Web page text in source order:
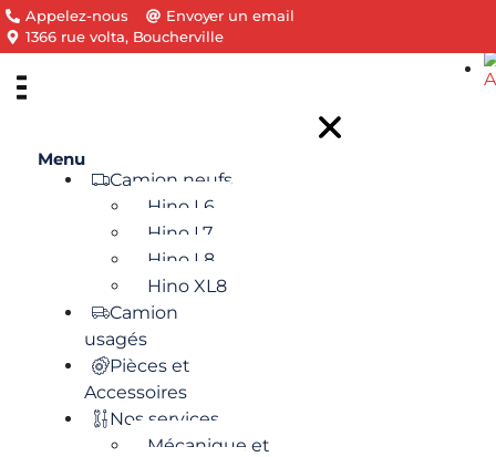
Appelez-nous
Envoyer un email
1366 rue volta, Boucherville
Menu
Camion neufs
Hino L6
Hino L7
Hino L8
Hino XL8
Camion
usagés
Pièces et
Accessoires
Nos services
Mécanique et